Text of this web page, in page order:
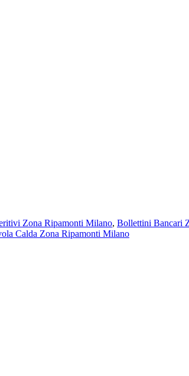
Zona Ripamonti Milano, Bollettini Bancari
Calda Zona Ripamonti Milano